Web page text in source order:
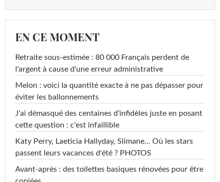
EN CE MOMENT
Retraite sous-estimée : 80 000 Français perdent de
l'argent à cause d'une erreur administrative
Melon : voici la quantité exacte à ne pas dépasser pour
éviter les ballonnements
J'ai démasqué des centaines d'infidèles juste en posant
cette question : c'est infaillible
Katy Perry, Laeticia Hallyday, Slimane... Où les stars
passent leurs vacances d'été ? PHOTOS
Avant-après : des toilettes basiques rénovées pour être